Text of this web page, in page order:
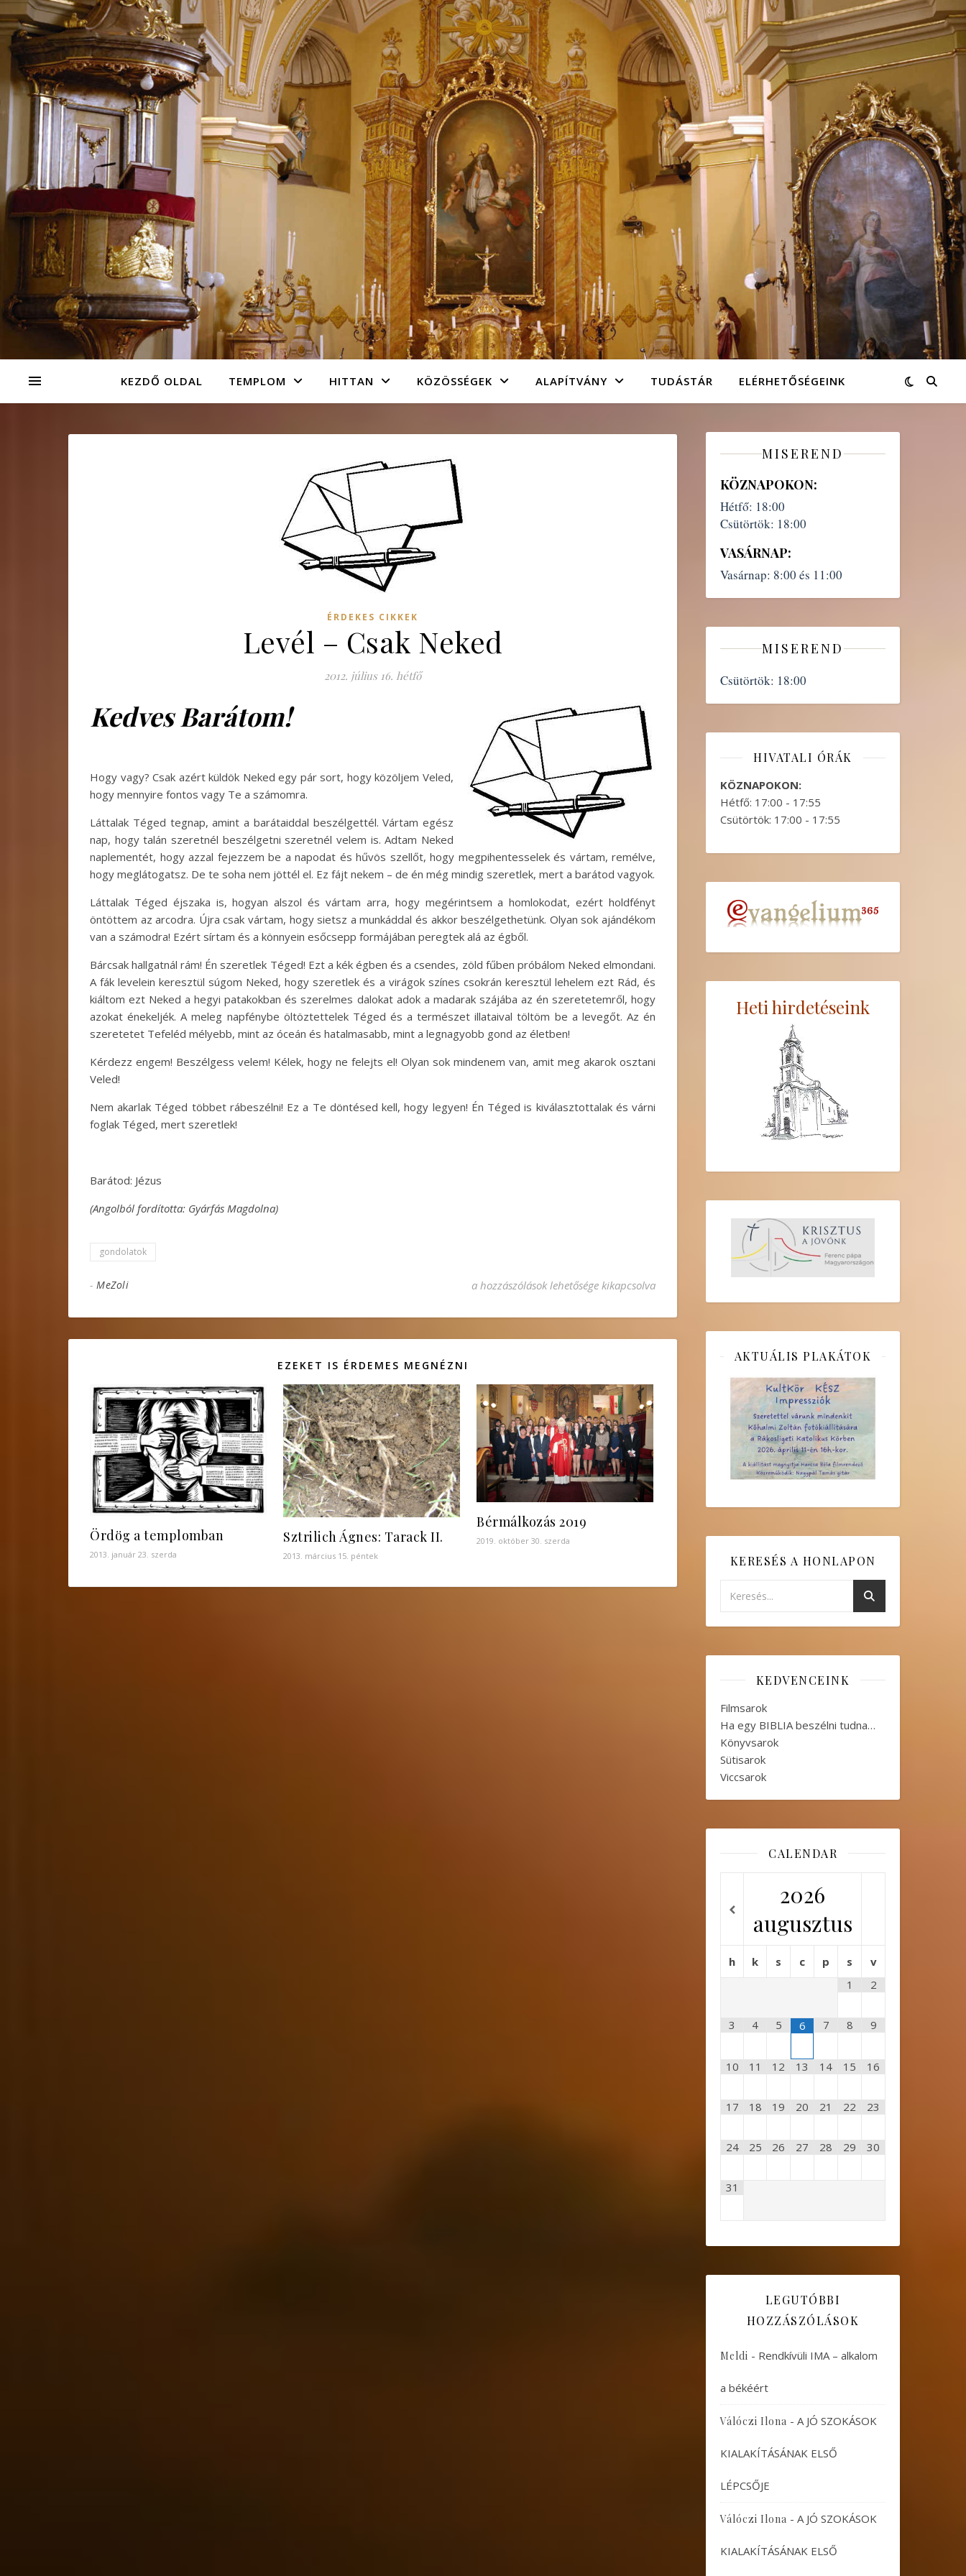
KEZDŐ OLDAL TEMPLOM HITTAN KÖZÖSSÉGEK ALAPÍTVÁNY TUDÁSTÁR ELÉRHETŐSÉGEINK
ÉRDEKES CIKKEK
Levél – Csak Neked
2012. július 16. hétfő
Kedves Barátom!
Hogy vagy? Csak azért küldök Neked egy pár sort, hogy közöljem Veled,
hogy mennyire fontos vagy Te a számomra.
Láttalak Téged tegnap, amint a barátaiddal beszélgettél. Vártam egész
nap, hogy talán szeretnél beszélgetni szeretnél velem is. Adtam Neked
naplementét, hogy azzal fejezzem be a napodat és hűvös szellőt, hogy megpihentesselek és vártam, remélve,
hogy meglátogatsz. De te soha nem jöttél el. Ez fájt nekem – de én még mindig szeretlek, mert a barátod vagyok.
Láttalak Téged éjszaka is, hogyan alszol és vártam arra, hogy megérintsem a homlokodat, ezért holdfényt
öntöttem az arcodra. Újra csak vártam, hogy sietsz a munkáddal és akkor beszélgethetünk. Olyan sok ajándékom
van a számodra! Ezért sírtam és a könnyein esőcsepp formájában peregtek alá az égből.
Bárcsak hallgatnál rám! Én szeretlek Téged! Ezt a kék égben és a csendes, zöld fűben próbálom Neked elmondani.
A fák levelein keresztül súgom Neked, hogy szeretlek és a virágok színes csokrán keresztül lehelem ezt Rád, és
kiáltom ezt Neked a hegyi patakokban és szerelmes dalokat adok a madarak szájába az én szeretetemről, hogy
azokat énekeljék. A meleg napfénybe öltöztettelek Téged és a természet illataival töltöm be a levegőt. Az én
szeretetet Tefeléd mélyebb, mint az óceán és hatalmasabb, mint a legnagyobb gond az életben!
Kérdezz engem! Beszélgess velem! Kélek, hogy ne felejts el! Olyan sok mindenem van, amit meg akarok osztani
Veled!
Nem akarlak Téged többet rábeszélni! Ez a Te döntésed kell, hogy legyen! Én Téged is kiválasztottalak és várni
foglak Téged, mert szeretlek!
Barátod: Jézus
(Angolból fordította: Gyárfás Magdolna)
gondolatok
- MeZoli Levél – Csak Neked bejegyzéshez
a hozzászólások lehetősége kikapcsolva
EZEKET IS ÉRDEMES MEGNÉZNI
Ördög a templomban
2013. január 23. szerda
Sztrilich Ágnes: Tarack II.
2013. március 15. péntek
Bérmálkozás 2019
2019. október 30. szerda
MISEREND
KÖZNAPOKON:
Hétfő: 18:00
Csütörtök: 18:00
VASÁRNAP:
Vasárnap: 8:00 és 11:00
MISEREND
Csütörtök: 18:00
HIVATALI ÓRÁK
KÖZNAPOKON:
Hétfő: 17:00 - 17:55
Csütörtök: 17:00 - 17:55
Heti hirdetéseink
AKTUÁLIS PLAKÁTOK
KERESÉS A HONLAPON
KEDVENCEINK
Filmsarok
Ha egy BIBLIA beszélni tudna…
Könyvsarok
Sütisarok
Viccsarok
CALENDAR
2026
augusztus
h k s c p s
v
1
2
3 4 5 6 7 8 9
10 11 12 13 14 15 16
17 18 19 20 21 22 23
24 25 26 27 28 29 30
31
LEGUTÓBBI
HOZZÁSZÓLÁSOK
Meldi - Rendkívüli IMA – alkalom
a békéért
Válóczi Ilona - A JÓ SZOKÁSOK
KIALAKÍTÁSÁNAK ELSŐ
LÉPCSŐJE
Válóczi Ilona - A JÓ SZOKÁSOK
KIALAKÍTÁSÁNAK ELSŐ